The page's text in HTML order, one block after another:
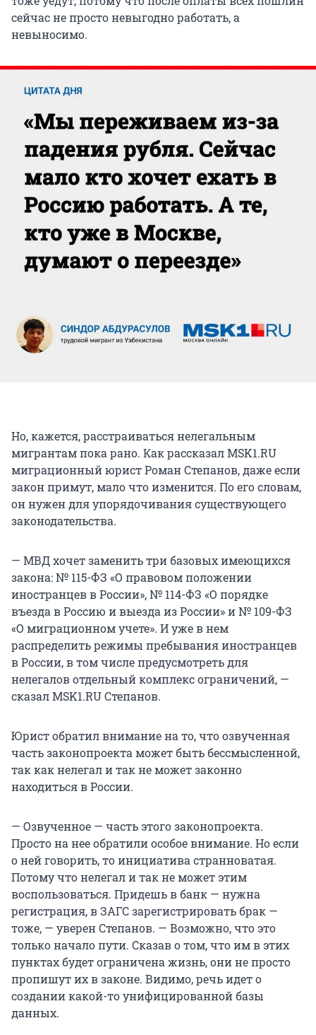
сейчас не просто невыгодно работать, а
невыносимо.
Но, кажется, расстраиваться нелегальным
мигрантам пока рано. Как рассказал MSK1.RU
миграционный юрист Роман Степанов, даже если
закон примут, мало что изменится. По его словам,
он нужен для упорядочивания существующего
законодательства.
— МВД хочет заменить три базовых имеющихся
закона: № 115-ФЗ «О правовом положении
иностранцев в России», № 114-ФЗ «О порядке
въезда в Россию и выезда из России» и № 109-ФЗ
«О миграционном учете». И уже в нем
распределить режимы пребывания иностранцев
в России, в том числе предусмотреть для
нелегалов отдельный комплекс ограничений, —
сказал MSK1.RU Степанов.
Юрист обратил внимание на то, что озвученная
часть законопроекта может быть бессмысленной,
так как нелегал и так не может законно
находиться в России.
— Озвученное — часть этого законопроекта.
Просто на нее обратили особое внимание. Но если
о ней говорить, то инициатива странноватая.
Потому что нелегал и так не может этим
воспользоваться. Придешь в банк — нужна
регистрация, в ЗАГС зарегистрировать брак —
тоже, — уверен Степанов. — Возможно, что это
только начало пути. Сказав о том, что им в этих
пунктах будет ограничена жизнь, они не просто
пропишут их в законе. Видимо, речь идет о
создании какой-то унифицированной базы
данных.